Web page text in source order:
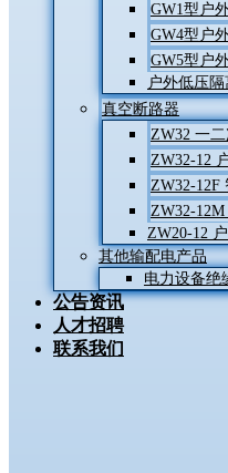
GW1型户
GW4型户
GW5型户
户外低压
真空断路器
ZW32 一
ZW32-12
ZW32-12F
ZW32-
ZW20-12
其他输配电产品
电力设备绝
公告资讯
人才招聘
联系我们